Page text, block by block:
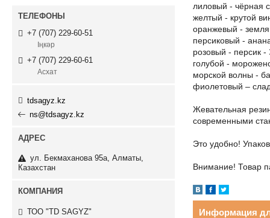
лиловый - чёрная
желтый - крутой
оранжевый -
персиковый -
розовый - персик -
голубой -
морской волны -
фиолетовый –
Жевательная
современными
Это удобно!
Внимание! Товар
Информация
+7 (707) 229-60-51
Іңкәр
+7 (707) 229-60-61
Асхат
tdsagyz.kz
ns@tdsagyz.kz
ул. Бекмаханова 95а, Алматы,
Казахстан
ТОО "TD SAGYZ"